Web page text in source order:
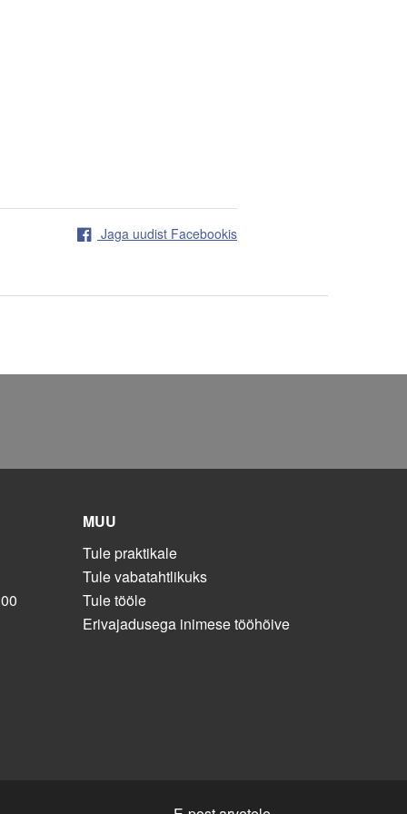
Jaga uudist Facebookis
MUU
Tule praktikale
Tule vabatahtlikuks
Tule tööle
Erivajadusega inimese tööhõive